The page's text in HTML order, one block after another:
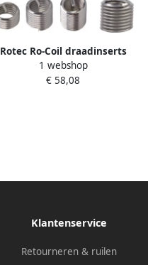
Rotec Ro-Coil draadinserts
M12x1 25-1 0xD 100 stuks
3891220
1 webshop
€ 58,08
Klantenservice
Retourneren & ruilen